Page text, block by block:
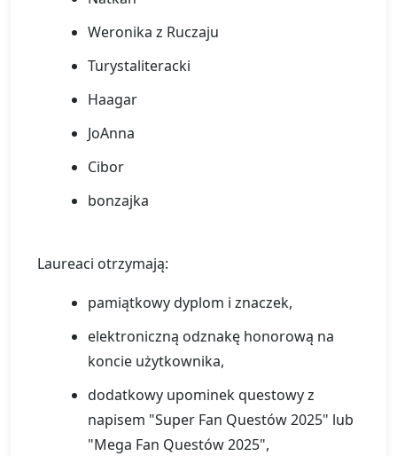
Weronika z Ruczaju
Turystaliteracki
Haagar
JoAnna
Cibor
bonzajka
Laureaci otrzymają:
pamiątkowy dyplom i znaczek,
elektroniczną odznakę honorową na
koncie użytkownika,
dodatkowy upominek questowy z
napisem "Super Fan Questów 2025" lub
"Mega Fan Questów 2025",